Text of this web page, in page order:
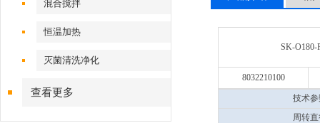
混合搅拌
恒温加热
灭菌清洗净化
查看更多
SK-O180-
8032210100
技术
周转